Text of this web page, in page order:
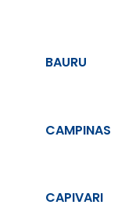
BAURU
CAMPINAS
CAPIVARI